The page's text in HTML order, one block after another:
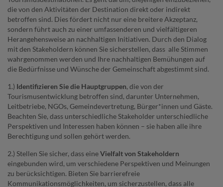
die von den Aktivitäten der Destination direkt oder indirekt
betroffen sind. Dies fördert nicht nur eine breitere Akzeptanz,
sondern führt auch zu einer umfassenderen und vielfältigeren
Herangehensweise an nachhaltigen Initiativen. Durch den Dialog
mit den Stakeholdern können Sie sicherstellen, dass alle Stimmen
wahrgenommen werden und Ihre nachhaltigen Bemühungen auf
die Bedürfnisse und Wünsche der Gemeinschaft abgestimmt sind.
1.) Identifizieren Sie die Hauptgruppen, die von der
Tourismusentwicklung betroffen sind, darunter Unternehmen,
Leitbetriebe, NGOs, Gemeindevertretung, Bürger*innen und Gäste.
Beachten Sie, dass unterschiedliche Stakeholder unterschiedliche
Perspektiven und Interessen haben können – sie haben alle ihre
Berechtigung und sollen gehört werden.
2.) Stellen Sie sicher, dass eineVielfalt von Stakeholdern
eingebunden wird, um verschiedene Perspektiven und Meinungen
zu berücksichtigen. Bieten Sie barrierefreie
Kommunikationsmöglichkeiten, um sicherzustellen, dass alle